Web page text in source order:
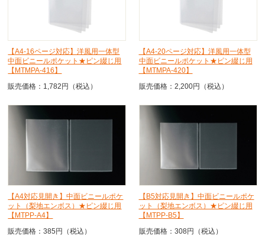
【A4-16ページ対応】洋風用一体型
中面ビニールポケット★ピン綴じ用
【MTMPA-416】
販売価格：1,782円（税込）
【A4-20ページ対応】洋風用一体型
中面ビニールポケット★ピン綴じ用
【MTMPA-420】
販売価格：2,200円（税込）
【A4対応見開き】中面ビニールポケ
ット（梨地エンボス）★ピン綴じ用
【MTPP-A4】
販売価格：385円（税込）
【B5対応見開き】中面ビニールポケ
ット（梨地エンボス）★ピン綴じ用
【MTPP-B5】
販売価格：308円（税込）